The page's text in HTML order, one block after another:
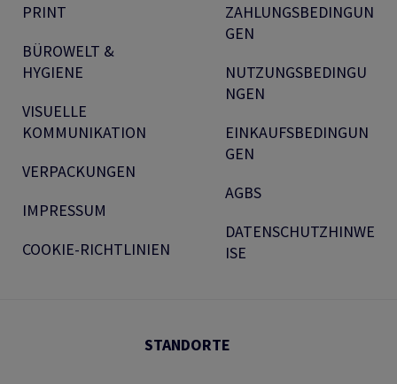
PRINT
BÜROWELT &
HYGIENE
VISUELLE
KOMMUNIKATION
VERPACKUNGEN
IMPRESSUM
COOKIE-RICHTLINIEN
ZAHLUNGSBEDINGUN
GEN
NUTZUNGSBEDINGU
NGEN
EINKAUFSBEDINGUN
GEN
AGBS
DATENSCHUTZHINWE
ISE
STANDORTE